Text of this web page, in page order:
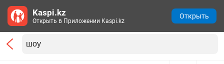
Kaspi.kz
Открыть в Приложении Kaspi.kz
Открыть